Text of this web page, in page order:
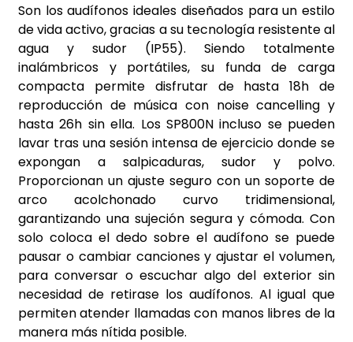
Son los audífonos ideales diseñados para un estilo
de vida activo, gracias a su tecnología resistente al
agua y sudor (IP55). Siendo totalmente
inalámbricos y portátiles, su funda de carga
compacta permite disfrutar de hasta 18h de
reproducción de música con noise cancelling y
hasta 26h sin ella. Los SP800N incluso se pueden
lavar tras una sesión intensa de ejercicio donde se
expongan a salpicaduras, sudor y polvo.
Proporcionan un ajuste seguro con un soporte de
arco acolchonado curvo tridimensional,
garantizando una sujeción segura y cómoda. Con
solo coloca el dedo sobre el audífono se puede
pausar o cambiar canciones y ajustar el volumen,
para conversar o escuchar algo del exterior sin
necesidad de retirase los audífonos. Al igual que
permiten atender llamadas con manos libres de la
manera más nítida posible.